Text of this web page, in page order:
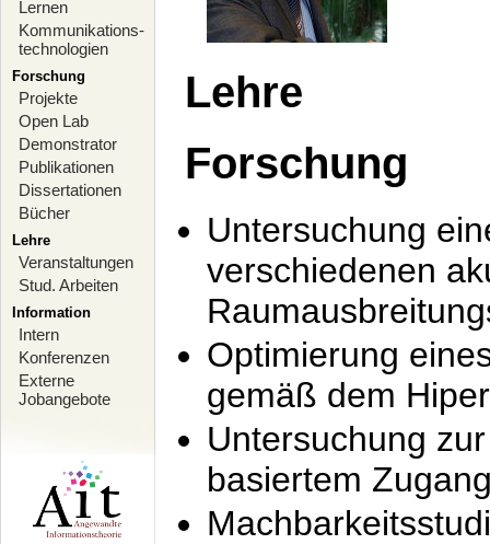
Lernen
Kommunikations-
technologien
Forschung
Projekte
Open Lab
Demonstrator
Publikationen
Dissertationen
Bücher
Lehre
Veranstaltungen
Stud. Arbeiten
Information
Intern
Konferenzen
Externe
Jobangebote
Lehre
Forschung
Untersuchung
verschiedenen
Optimierung
gemäß dem
Untersuchung
basiertem